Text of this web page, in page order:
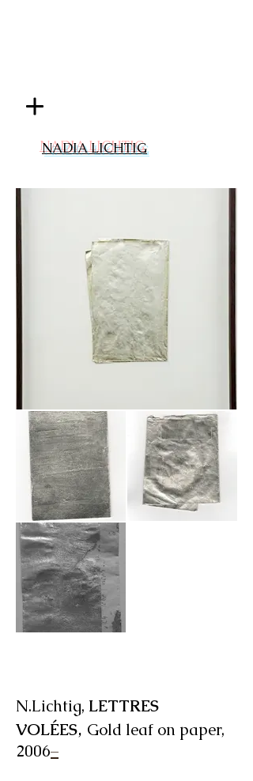
NADIA LICHTIG
N.Lichtig, LETTRES
VOLÉES, Gold leaf on paper,
2006–